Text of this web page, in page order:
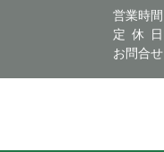
営業時間
定休日
お問合せ